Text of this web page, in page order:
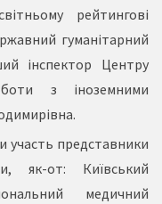
рейтингові
гуманітарний
інспектор Центру
з іноземними
участь представники
як-от: Київський
медичний